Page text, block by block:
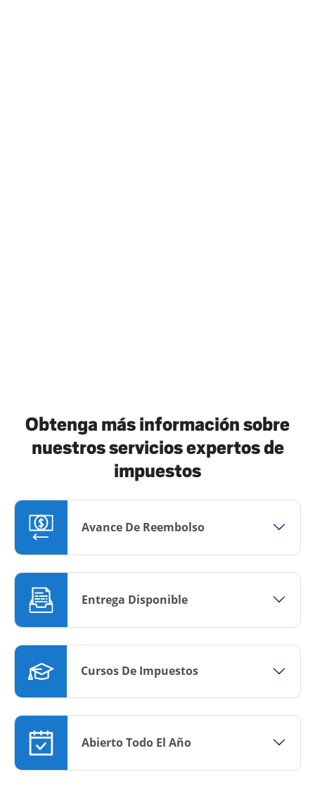
Obtenga más información sobre
nuestros servicios expertos de
impuestos
Avance De Reembolso
Entrega Disponible
Cursos De Impuestos
Abierto Todo El Año